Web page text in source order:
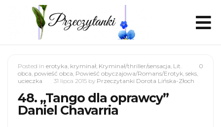
0
Posted in erotyka, kryminał, Kryminał/thriller/sensacja, Lit.
obca, powieść obca, Powieść obyczajowa/Romans/Erotyk, seks,
ucieczka
31 lipca 2015 by Przeczytanki Dorota Lińska-Złoch
48. „Tango dla oprawcy”
Daniel Chavarria